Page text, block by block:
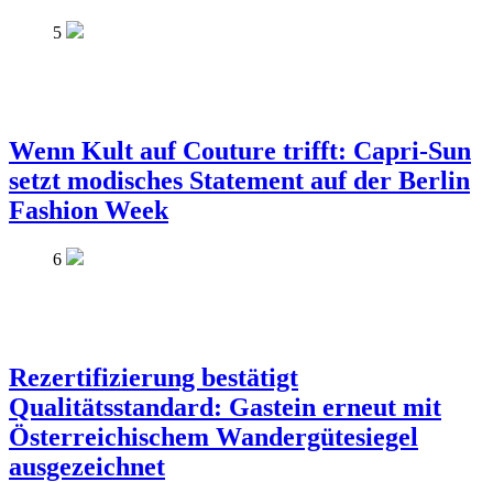
5
Wenn Kult auf Couture trifft: Capri-Sun
setzt modisches Statement auf der Berlin
Fashion Week
6
Rezertifizierung bestätigt
Qualitätsstandard: Gastein erneut mit
Österreichischem Wandergütesiegel
ausgezeichnet